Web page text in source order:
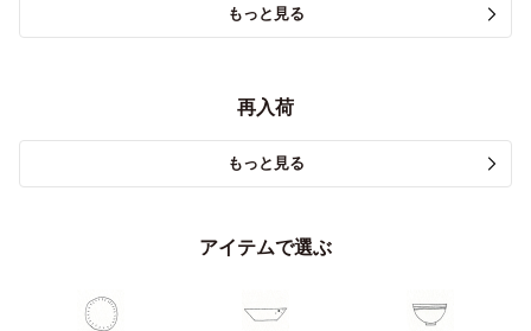
もっと見る
再入荷
もっと見る
アイテムで選ぶ